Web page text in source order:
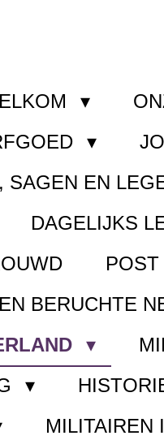
SAGEN EN
DAGELIJKS
POST
BERUCHTE
MILITAIREN